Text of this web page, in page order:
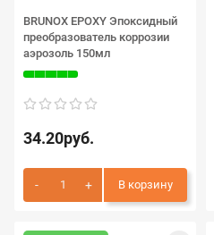
BRUNOX EPOXY Эпоксидный
преобразователь коррозии
аэрозоль 150мл
34.20руб.
В корзину